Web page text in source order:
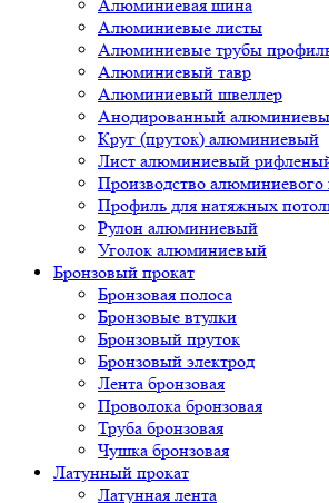
Алюминиевая шина
Алюминиевые листы
Алюминиевые трубы
Алюминиевый тавр
Алюминиевый швеллер
Анодированный
Круг (пруток) алюминиевый
Лист алюминиевый
Производство алюминиевого
Профиль для натяжных
Рулон алюминиевый
Уголок алюминиевый
Бронзовый прокат
Бронзовая полоса
Бронзовые втулки
Бронзовый пруток
Бронзовый электрод
Лента бронзовая
Проволока бронзовая
Труба бронзовая
Чушка бронзовая
Латунный прокат
Латунная лента